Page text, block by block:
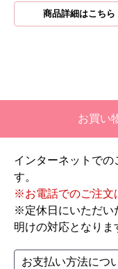
商品詳細はこちら
お買い
インターネットでの
す。
※お電話でのご注文
※定休日にいただい
明けの対応となりま
お支払い方法につ